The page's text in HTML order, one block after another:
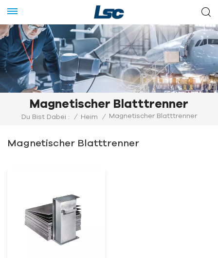
Magnetischer Blatttrenner
Du Bist Dabei : / Heim / Magnetischer Blatttrenner
Magnetischer Blatttrenner